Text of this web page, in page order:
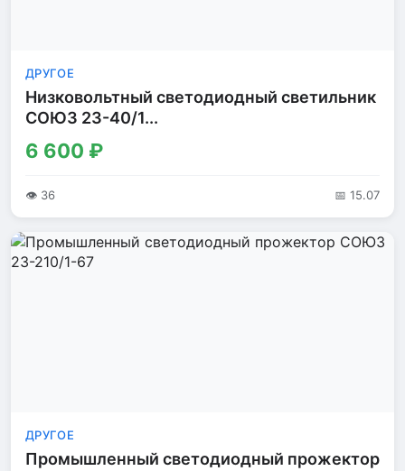
ДРУГОЕ
Низковольтный светодиодный светильник
СОЮЗ 23-40/1...
6 600 ₽
👁 36 📅 15.07
ДРУГОЕ
Промышленный светодиодный прожектор